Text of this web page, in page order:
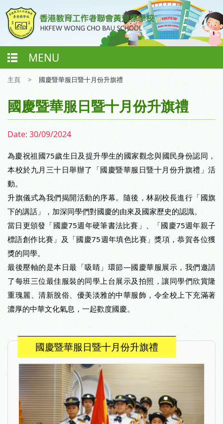
MENU
主頁 > 國慶暨華服日暨十月份升旗禮
國慶暨華服日暨十月份升旗禮
Date: 30/09/2024
為慶祝祖國75歲生日及提升學生的國家觀念與國民身份認同，
本校於九月三十日舉辦了「國慶暨華服日暨十月份升旗禮」活
動。
升旗儀式為我們揭開活動的序幕。隨後，林副校長進行「國旗
下的講話」，加深同學們對國慶的由來及國家歷史的認識。
當日更頒發「國慶75週年硬筆書法比賽」、「國慶75週年親子
標語創作比賽」及「國慶75週年填色比賽」獎項，恭賀各位獲
獎的同學。
最後壓軸的是本日最「吸睛」環節—國慶華服展示，我們邀請
了每班三位最佳服裝的同學上台展示及拍照，讓同學們欣賞隆
重瑰麗、清新脫俗、優美淡雅的中華服飾，令全校上下充滿著
濃厚的中華文化氣息，一起歡度國慶。
國慶暨華服日暨十月份升旗禮